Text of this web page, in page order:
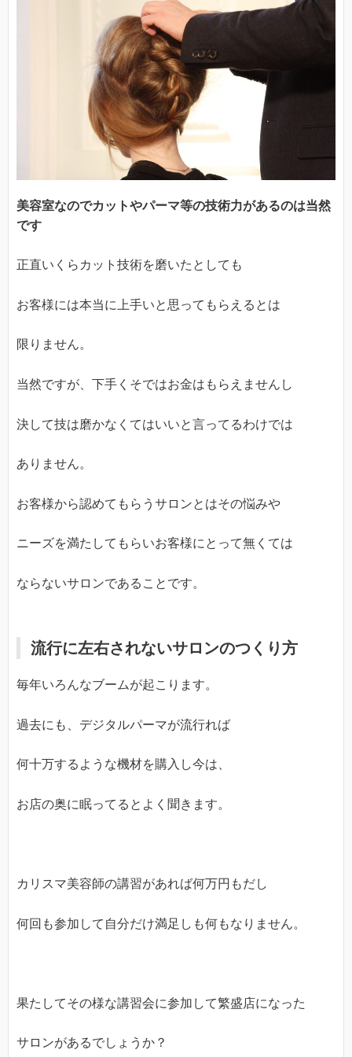
美容室なのでカットやパーマ等の技術力があるのは当然
です
正直いくらカット技術を磨いたとしても
お客様には本当に上手いと思ってもらえるとは
限りません。
当然ですが、下手くそではお金はもらえませんし
決して技は磨かなくてはいいと言ってるわけでは
ありません。
お客様から認めてもらうサロンとはその悩みや
ニーズを満たしてもらいお客様にとって無くては
ならないサロンであることです。
流行に左右されないサロンのつくり方
毎年いろんなブームが起こります。
過去にも、デジタルパーマが流行れば
何十万するような機材を購入し今は、
お店の奥に眠ってるとよく聞きます。
カリスマ美容師の講習があれば何万円もだし
何回も参加して自分だけ満足しも何もなりません。
果たしてその様な講習会に参加して繁盛店になった
サロンがあるでしょうか？